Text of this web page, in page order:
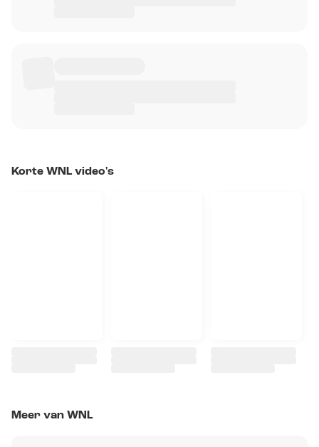
Korte WNL video's
Meer van WNL